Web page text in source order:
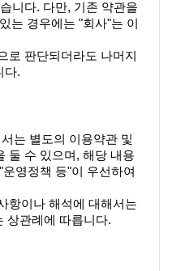
니다. 다만, 기존 약관을
는 경우에는 "회사"는 이
로 판단되더라도 나머지
다.
는 별도의 이용약관 및
둘 수 있으며, 해당 내용
영정책 등"이 우선하여
항이나 해석에 대해서는
상관례에 따릅니다.